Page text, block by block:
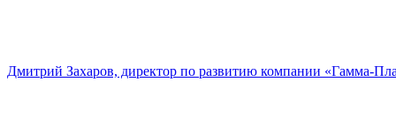
Дмитрий Захаров, директор по развитию компании «Гамма-